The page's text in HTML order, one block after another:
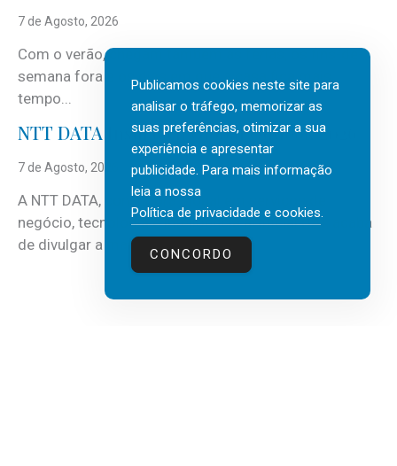
7 de Agosto, 2026
Com o verão, chegam também as férias, os fins-de-
semana fora e os dias em que a casa fica mais
tempo...
NTT DATA Insurtech Global Outlook 2026
7 de Agosto, 2026
A NTT DATA, consultora global em serviços de
negócio, tecnologia e inteligência artificial (IA), acaba
de divulgar a mais recente...
Publicamos cookies neste site para
analisar o tráfego, memorizar as
suas preferências, otimizar a sua
experiência e apresentar
publicidade. Para mais informação
leia a nossa
Política de privacidade e cookies.
CONCORDO